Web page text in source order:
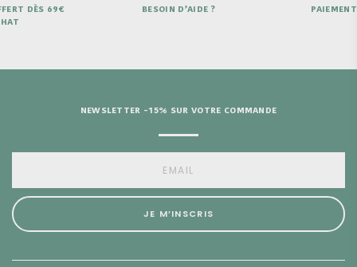
? PAIEMENT SECURISÉ
LIVRAISON
NEWSLETTER -15% SUR VOTRE COMMANDE
JE M’INSCRIS